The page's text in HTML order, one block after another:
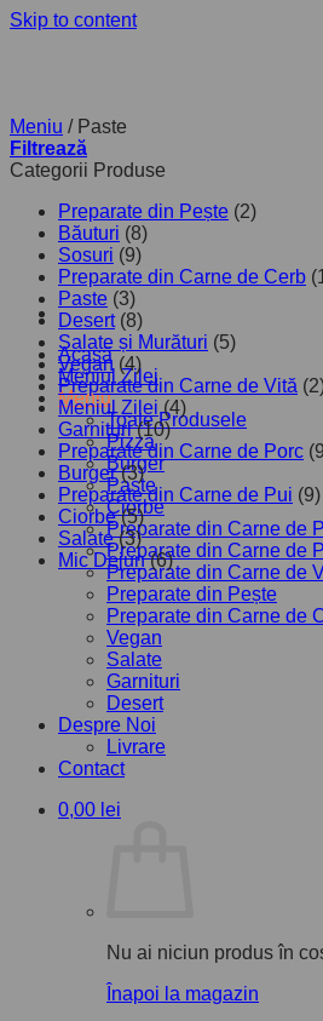
Skip to content
Acasă
Meniul Zilei
Meniu
Toate Produsele
Pizza
Burger
Paste
Ciorbe
Preparate din Carne de
Preparate din Carne de
Preparate din Carne de
Preparate din Pește
Preparate din Carne de
Vegan
Salate
Garnituri
Desert
Despre Noi
Livrare
Contact
0,00 lei
Nu ai niciun produs în
Înapoi la magazin
Meniu /Paste
Filtrează
Categorii Produse
Preparate din Pește (2)
Băuturi (8)
Sosuri (9)
Preparate din Carne de Cerb
Paste (3)
Desert (8)
Salate și Murături (5)
Vegan (4)
Preparate din Carne de Vită
Meniul Zilei (4)
Garnituri (10)
Preparate din Carne de Porc
Burger (3)
Preparate din Carne de Pui (9)
Ciorbe (5)
Salate (3)
Mic Dejun (6)